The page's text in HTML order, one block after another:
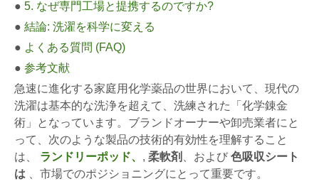
● 5. なぜ専門工場と提携するのですか?
● 結論: 洗濯を科学に変える
● よくある質問 (FAQ)
● 参考文献
急速に進化する家庭用化学薬品の世界において、現代の
洗濯は基本的な洗浄を超えて、洗練された「化学錬金
術」となっています。ブランドオーナーや卸売業者にと
って、次のような製品の技術的有効性を理解すること
は、 ランドリーポッド、 , 柔軟剤 、および 色吸収シート
は 、市場でのポジショニングにとって重要です。